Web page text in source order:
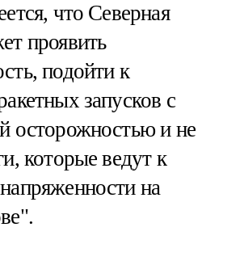
что Северная
проявить
подойти к
запусков с
осторожностью и не
которые ведут к
на